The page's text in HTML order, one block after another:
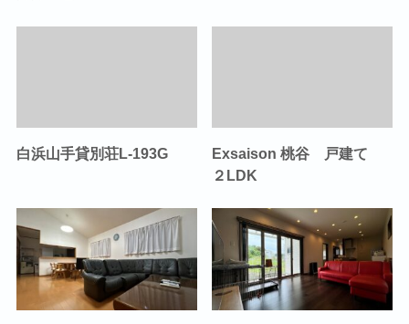
白浜山手貸別荘L-193G
Exsaison 桃谷 戸建て
２LDK